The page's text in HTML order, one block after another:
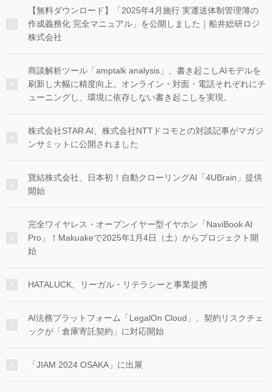
【無料ダウンロード】「2025年4月施行 実運送体制管理簿の
作成義務化 完全マニュアル」を公開しました｜船井総研ロジ
株式会社
商談解析ツール「amptalk analysis」、書き起こしAIモデルを
刷新し大幅に精度向上。オンライン・対面・電話それぞれにチ
ューニングし、環境に依存しない書き起こしを実現。
株式会社STAR AI、株式会社NTTドコモとの対談記事がマガジ
ンサミットに公開されました
寶結株式会社、日本初！自動クローリングAI「4UBrain」提供
開始
完全ワイヤレス・オープンイヤー型イヤホン「NaviBook AI
Pro」！Makuakeで2025年1月4日（土）からプロジェクト開
始
HATALUCK、リーガル・リテラシーと事業提携
AI法務プラットフォーム「LegalOn Cloud」、契約リスクチェ
ックが「倉庫寄託契約」に対応開始
「JIAM 2024 OSAKA」に出展